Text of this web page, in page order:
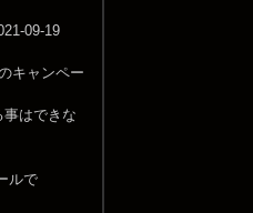
09-19
キャンペー
はできな
ルで